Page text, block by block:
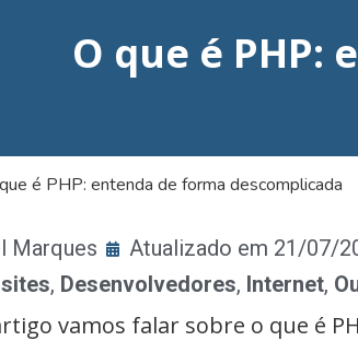
O que é
é PHP: entenda de forma descomplicada
Marques
Atualizado em 21/07/
, Desenvolvedores, Internet,
vamos falar sobre o que é